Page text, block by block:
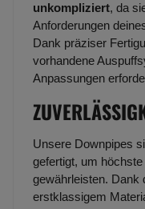
unkompliziert, da
Anforderungen
Dank präziser
vorhandene
Anpassungen
Unsere Downpipes
gefertigt, um
gewährleisten. Dank
erstklassigem